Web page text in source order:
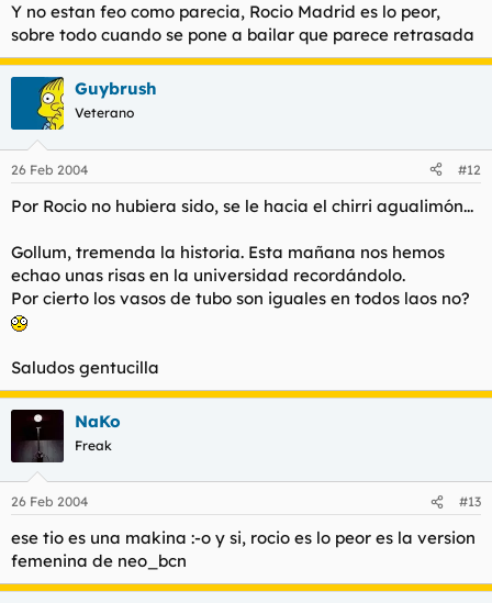
Y no estan feo como parecia, Rocio Madrid es lo peor,
sobre todo cuando se pone a bailar que parece retrasada
Guybrush
Veterano
26 Feb 2004 #12
Por Rocio no hubiera sido, se le hacia el chirri agualimón...
Gollum, tremenda la historia. Esta mañana nos hemos
echao unas risas en la universidad recordándolo.
Por cierto los vasos de tubo son iguales en todos laos no?
Saludos gentucilla
NaKo
Freak
26 Feb 2004 #13
ese tio es una makina :-o y si, rocio es lo peor es la version
femenina de neo_bcn